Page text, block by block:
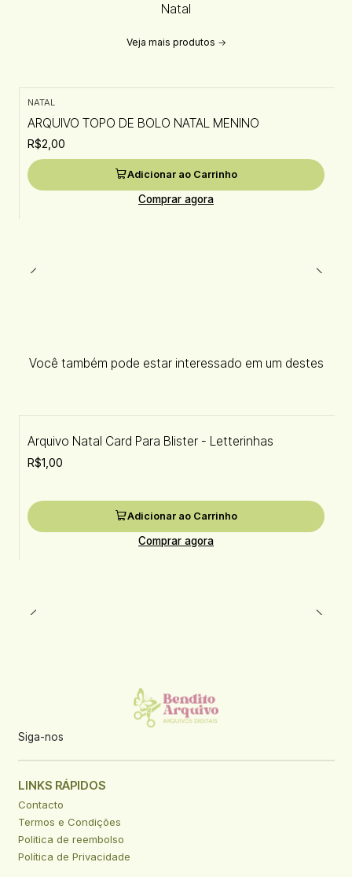
Natal
Veja mais produtos
NATAL
ARQUIVO TOPO DE BOLO NATAL MENINO
R$2,00
Adicionar ao Carrinho
Comprar agora
Você também pode estar interessado em um destes
Arquivo Natal Card Para Blister - Letterinhas
R$1,00
Adicionar ao Carrinho
Comprar agora
Siga-nos
LINKS RÁPIDOS
Contacto
Termos e Condições
Politica de reembolso
Política de Privacidade